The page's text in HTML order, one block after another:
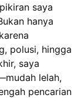
saya
hanya
polusi, hingga
saya
lelah,
pencarian